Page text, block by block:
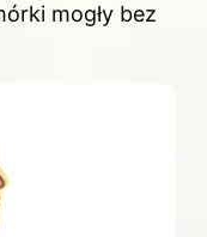
mogły bez